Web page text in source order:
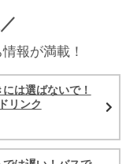
報が満載！
は選ばないで！
リンク